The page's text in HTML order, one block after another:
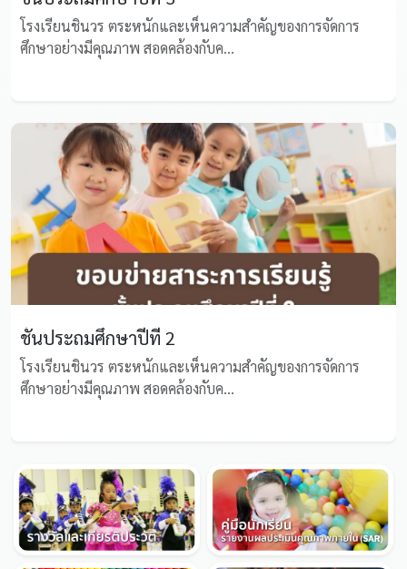
โรงเรียนชินวร ตระหนักและเห็นความสำคัญของการจัดการ
ศึกษาอย่างมีคุณภาพ สอดคล้องกับค...
ชั้นประถมศึกษาปีที่ 2
โรงเรียนชินวร ตระหนักและเห็นความสำคัญของการจัดการ
ศึกษาอย่างมีคุณภาพ สอดคล้องกับค...